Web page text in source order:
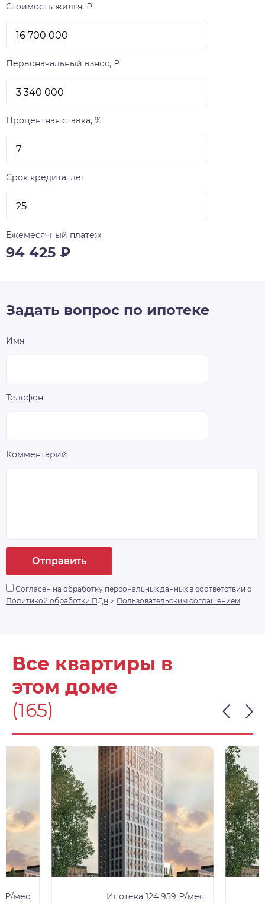
Стоимость жилья, ₽
Первоначальный взнос, ₽
Процентная ставка, %
Срок кредита, лет
Ежемесячный платеж
94 425 ₽
Задать вопрос по ипотеке
Имя
Телефон
Комментарий
Отправить
Согласен на обработку персональных данных в соответствии с
Политикой обработки ПДн и Пользовательским соглашением
Все квартиры в
этом доме
(165)
₽/мес.
Ипотека 124 959 ₽/мес.